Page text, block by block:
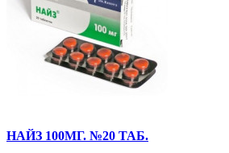
НАЙЗ 100МГ. №20 ТАБ.